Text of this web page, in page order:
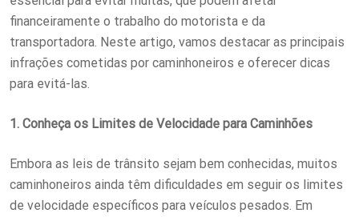
O
N
financeiramente o trabalho do motorista e da
transportadora. Neste artigo, vamos destacar as principais
infrações cometidas por caminhoneiros e oferecer dicas
para evitá-las.
1. Conheça os Limites de Velocidade para Caminhões
Embora as leis de trânsito sejam bem conhecidas, muitos
caminhoneiros ainda têm dificuldades em seguir os limites
de velocidade específicos para veículos pesados. Em